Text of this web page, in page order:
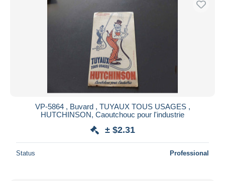
VP-5864 , Buvard , TUYAUX TOUS USAGES ,
HUTCHINSON, Caoutchouc pour l'industrie
± $2.31
Status Professional